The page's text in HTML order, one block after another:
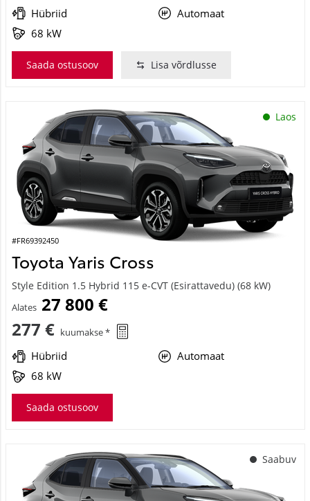
Hübriid
Automaat
68 kW
Saada ostusoov Lisa võrdlusse
Laos
#FR69392450
Toyota Yaris Cross
Style Edition 1.5 Hybrid 115 e-CVT (Esirattavedu) (68 kW)
Alates 27 800 €
277 € kuumakse *
Hübriid
Automaat
68 kW
Saada ostusoov
Saabuv